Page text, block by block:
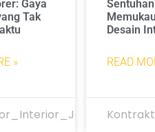
Gaya
Tak
»
Desain
READ